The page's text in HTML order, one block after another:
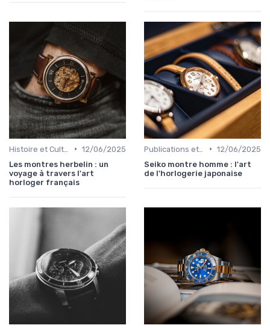
• 12/06/2025
Les montres herbelin : un
voyage à travers l'art
horloger français
• 12/06/2025
Seiko montre homme : l'art
de l'horlogerie japonaise